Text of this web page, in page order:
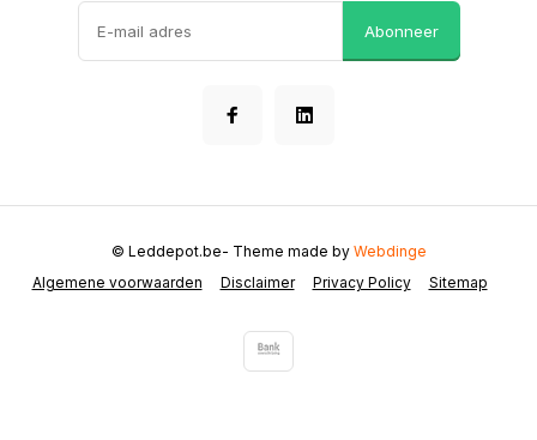
Abonneer
Algemene voorwaarden Disclaimer Privacy Policy Sitemap
© Leddepot.be- Theme made by Webdinge